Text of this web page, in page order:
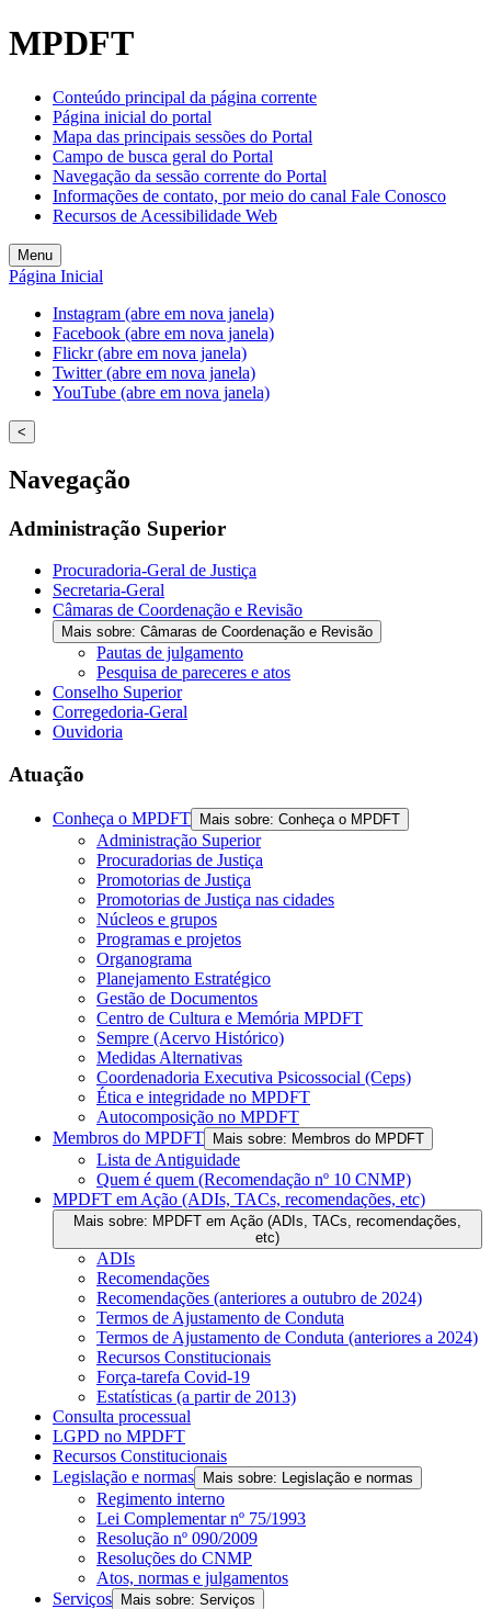
MPDFT
Conteúdo principal da página corrente
Página inicial do portal
Mapa das principais sessões do Portal
Campo de busca geral do Portal
Navegação da sessão corrente do Portal
Informações de contato, por meio do canal Fale Conosco
Recursos de Acessibilidade Web
Menu
Página Inicial
Instagram (abre em nova janela)
Facebook (abre em nova janela)
Flickr (abre em nova janela)
Twitter (abre em nova janela)
YouTube (abre em nova janela)
<
Navegação
Administração Superior
Procuradoria-Geral de Justiça
Secretaria-Geral
Câmaras de Coordenação e Revisão
Mais sobre: Câmaras de Coordenação e Revisão
Pautas de julgamento
Pesquisa de pareceres e atos
Conselho Superior
Corregedoria-Geral
Ouvidoria
Atuação
Conheça o MPDFT Mais sobre: Conheça o MPDFT
Administração Superior
Procuradorias de Justiça
Promotorias de Justiça
Promotorias de Justiça nas cidades
Núcleos e grupos
Programas e projetos
Organograma
Planejamento Estratégico
Gestão de Documentos
Centro de Cultura e Memória MPDFT
Sempre (Acervo Histórico)
Medidas Alternativas
Coordenadoria Executiva Psicossocial (Ceps)
Ética e integridade no MPDFT
Autocomposição no MPDFT
Membros do MPDFT
Mais sobre: Membros do MPDFT
Lista de Antiguidade
Quem é quem (Recomendação nº 10 CNMP)
MPDFT em Ação (ADIs, TACs, recomendações, etc)
Mais sobre: MPDFT em Ação (ADIs, TACs, recomendações,
etc)
ADIs
Recomendações
Recomendações (anteriores a outubro de 2024)
Termos de Ajustamento de Conduta
Termos de Ajustamento de Conduta (anteriores a 2024)
Recursos Constitucionais
Força-tarefa Covid-19
Estatísticas (a partir de 2013)
Consulta processual
LGPD no MPDFT
Recursos Constitucionais
Legislação e normas
Mais sobre: Legislação e normas
Regimento interno
Lei Complementar nº 75/1993
Resolução nº 090/2009
Resoluções do CNMP
Atos, normas e julgamentos
Serviços
Mais sobre: Serviços